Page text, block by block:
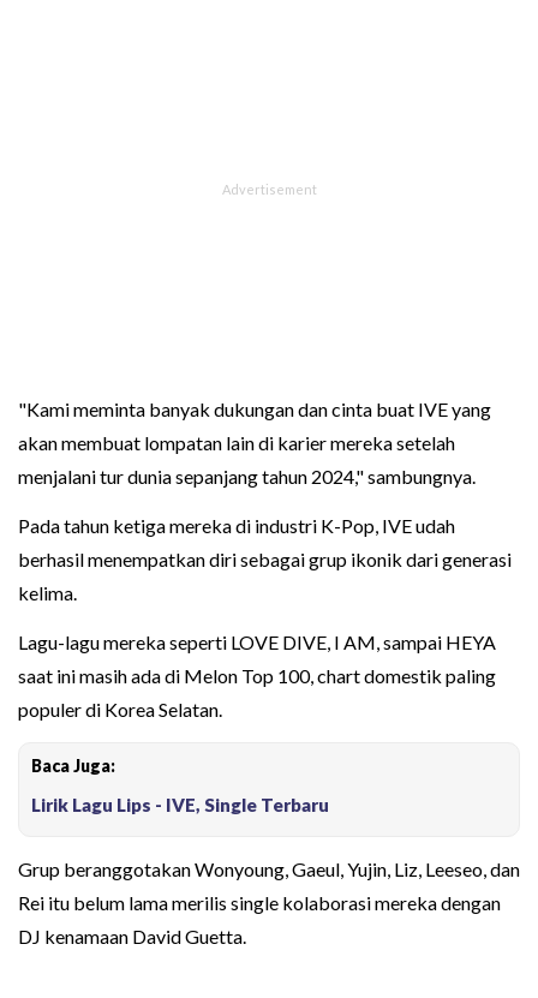
"Kami meminta banyak dukungan dan cinta buat IVE yang
akan membuat lompatan lain di karier mereka setelah
menjalani tur dunia sepanjang tahun 2024," sambungnya.
Pada tahun ketiga mereka di industri K-Pop, IVE udah
berhasil menempatkan diri sebagai grup ikonik dari generasi
kelima.
Lagu-lagu mereka seperti LOVE DIVE, I AM, sampai HEYA
saat ini masih ada di Melon Top 100, chart domestik paling
populer di Korea Selatan.
Baca Juga:
Lirik Lagu Lips - IVE, Single Terbaru
Grup beranggotakan Wonyoung, Gaeul, Yujin, Liz, Leeseo, dan
Rei itu belum lama merilis single kolaborasi mereka dengan
DJ kenamaan David Guetta.